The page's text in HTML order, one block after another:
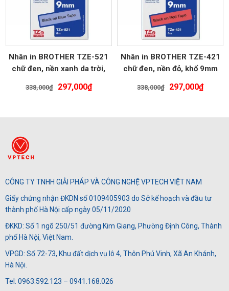
Nhãn in BROTHER TZE-521
chữ đen, nền xanh da trời,
338,000₫
Giá
297,000₫Giá
Nhãn in BROTHER TZE-421
chữ đen, nền đỏ, khổ 9mm
338,000₫
Giá
297,000₫Giá
CÔNG TY TNHH GIẢI PHÁP VÀ CÔNG NGHỆ VPTECH VIỆT NAM
Giấy chứng nhận ĐKDN số 0109405903 do Sở kế hoạch và đầu tư
thành phố Hà Nội cấp ngày 05/11/2020
ĐKKD: Số 1 ngõ 250/51 đường Kim Giang, Phường Định Công, Thành
phố Hà Nội, Việt Nam.
VPGD: Số 72-73, Khu đất dịch vụ lô 4, Thôn Phú Vinh, Xã An Khánh,
Hà Nội.
Tel: 0963.592.123 – 0941.168.026